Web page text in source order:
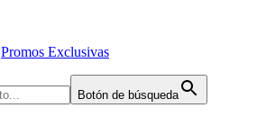
Promos Exclusivas
Botón de búsqueda